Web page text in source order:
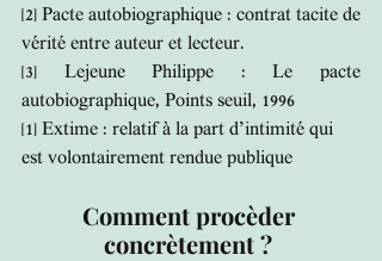
[2] Pacte autobiographique : contrat tacite de
vérité entre auteur et lecteur.
[3] Lejeune Philippe : Le pacte
autobiographique, Points seuil, 1996
[1] Extime : relatif à la part d’intimité qui
est volontairement rendue publique
Comment procèder
concrètement ?